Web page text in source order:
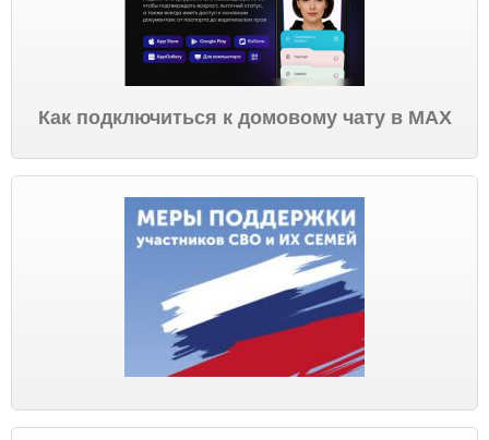
Как подключиться к домовому чату в МАХ